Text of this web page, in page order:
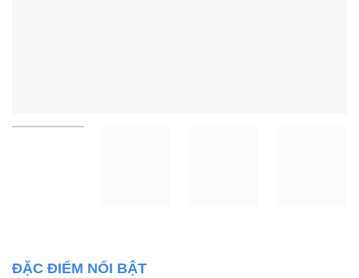
ĐẶC ĐIỂM NỔI BẬT